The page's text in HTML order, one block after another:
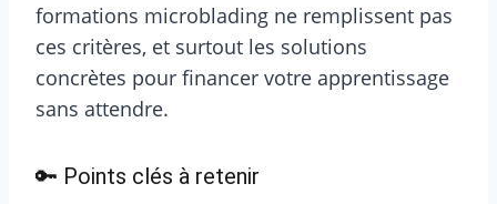
formations microblading ne remplissent pas
ces critères, et surtout les solutions
concrètes pour financer votre apprentissage
sans attendre.
🔑 Points clés à retenir